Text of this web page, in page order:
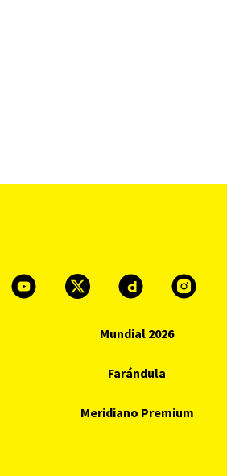
Mundial 2026
Farándula
Meridiano Premium